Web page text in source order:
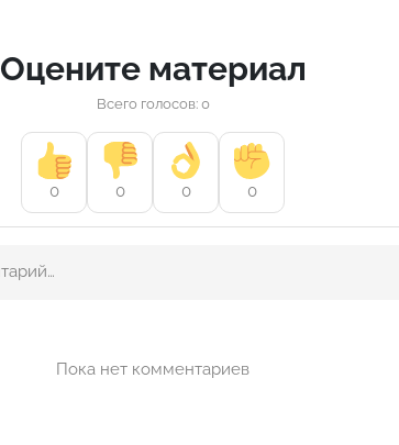
Оцените материал
Всего голосов: 0
0 0 0 0
Пока нет комментариев